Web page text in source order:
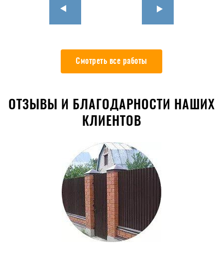
Смотреть все работы
ОТЗЫВЫ И БЛАГОДАРНОСТИ НАШИХ
КЛИЕНТОВ